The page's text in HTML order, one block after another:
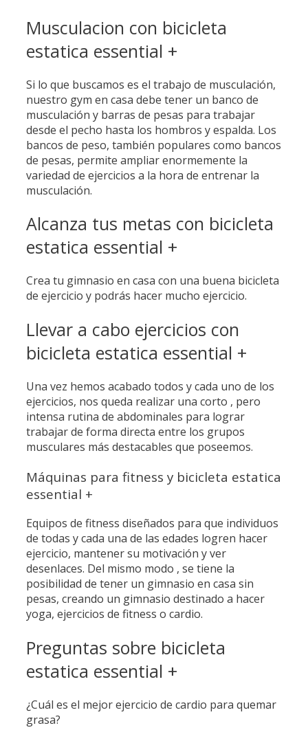
Musculacion con bicicleta
estatica essential +
Si lo que buscamos es el trabajo de musculación,
nuestro gym en casa debe tener un banco de
musculación y barras de pesas para trabajar
desde el pecho hasta los hombros y espalda. Los
bancos de peso, también populares como bancos
de pesas, permite ampliar enormemente la
variedad de ejercicios a la hora de entrenar la
musculación.
Alcanza tus metas con bicicleta
estatica essential +
Crea tu gimnasio en casa con una buena bicicleta
de ejercicio y podrás hacer mucho ejercicio.
Llevar a cabo ejercicios con
bicicleta estatica essential +
Una vez hemos acabado todos y cada uno de los
ejercicios, nos queda realizar una corto , pero
intensa rutina de abdominales para lograr
trabajar de forma directa entre los grupos
musculares más destacables que poseemos.
Máquinas para fitness y bicicleta estatica
essential +
Equipos de fitness diseñados para que individuos
de todas y cada una de las edades logren hacer
ejercicio, mantener su motivación y ver
desenlaces. Del mismo modo , se tiene la
posibilidad de tener un gimnasio en casa sin
pesas, creando un gimnasio destinado a hacer
yoga, ejercicios de fitness o cardio.
Preguntas sobre bicicleta
estatica essential +
¿Cuál es el mejor ejercicio de cardio para quemar
grasa?